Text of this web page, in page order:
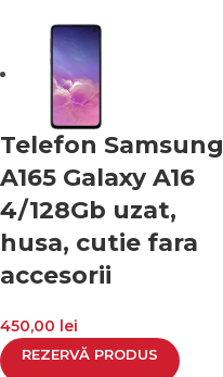
Telefon Samsung
A165 Galaxy A16
4/128Gb uzat,
husa, cutie fara
accesorii
450,00 lei
REZERVĂ PRODUS